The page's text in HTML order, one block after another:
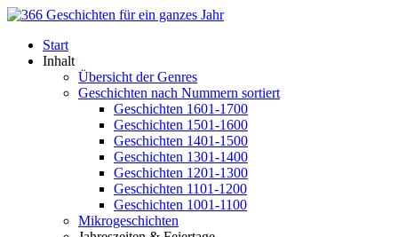
Start
Inhalt
Übersicht der Genres
Geschichten nach Nummern sortiert
Geschichten 1601-1700
Geschichten 1501-1600
Geschichten 1401-1500
Geschichten 1301-1400
Geschichten 1201-1300
Geschichten 1101-1200
Geschichten 1001-1100
Mikrogeschichten